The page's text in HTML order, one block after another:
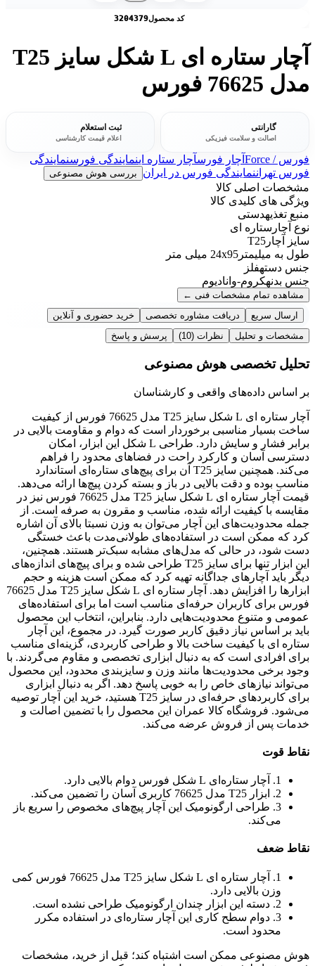
کد محصول3204379
آچار ستاره ای L شکل سایز T25
مدل 76625 فورس
گارانتی
اصالت و سلامت فیزیکی
ثبت استعلام
اعلام قیمت کارشناسی
فورس / Force آچار فورسآچار ستاره اینمایندگی فورسنمایندگی
فورس تهراننمایندگی فورس در ایران بررسی هوش مصنوعی
مشخصات اصلی کالا
ویژگی های کلیدی کالا
منبع تغذیهدستی
نوع آچار ستاره ای
سایز آچار T25
طول به میلیمتر 24x95 میلی متر
جنس دستهفلز
جنس بدنهکروم-وانادیوم
مشاهده تمام مشخصات فنی ←
ارسال سریع
دریافت مشاوره تخصصی
خرید حضوری و آنلاین
مشخصات و تحلیل
نظرات (10) پرسش و پاسخ
تحلیل تخصصی هوش مصنوعی
بر اساس داده‌های واقعی و کارشناسان
آچار ستاره ای L شکل سایز T25 مدل 76625 فورس از کیفیت
ساخت بسیار مناسبی برخوردار است که دوام و مقاومت بالایی در
برابر فشار و سایش دارد. طراحی L شکل این ابزار، امکان
دسترسی آسان و کارکرد راحت در فضاهای محدود را فراهم
می‌کند. همچنین سایز T25 آن برای پیچ‌های ستاره‌ای استاندارد
مناسب بوده و دقت بالایی در باز و بسته کردن پیچ‌ها ارائه می‌دهد.
قیمت آچار ستاره ای L شکل سایز T25 مدل 76625 فورس نیز در
مقایسه با کیفیت ارائه شده، مناسب و مقرون به صرفه است. از
جمله محدودیت‌های این آچار می‌توان به وزن نسبتا بالای آن اشاره
کرد که ممکن است در استفاده‌های طولانی‌مدت باعث خستگی
دست شود، در حالی که مدل‌های مشابه سبک‌تر هستند. همچنین،
این ابزار تنها برای سایز T25 طراحی شده و برای پیچ‌های اندازه‌های
دیگر باید آچارهای جداگانه تهیه کرد که ممکن است هزینه و حجم
ابزارها را افزایش دهد. آچار ستاره ای L شکل سایز T25 مدل 76625
فورس برای کاربران حرفه‌ای مناسب است اما برای استفاده‌های
عمومی و متنوع محدودیت‌هایی دارد. بنابراین، انتخاب این محصول
باید بر اساس نیاز دقیق کاربر صورت گیرد. در مجموع، این آچار
ستاره ای با کیفیت ساخت بالا و طراحی کاربردی، گزینه‌ای مناسب
برای افرادی است که به دنبال ابزاری تخصصی و مقاوم می‌گردند. با
وجود برخی محدودیت‌ها مانند وزن و سایزبندی محدود، این محصول
می‌تواند نیازهای خاص را به خوبی پاسخ دهد. اگر به دنبال ابزاری
برای کاربردهای حرفه‌ای در سایز T25 هستید، خرید این آچار توصیه
می‌شود. فروشگاه کالا عمران این محصول را با تضمین اصالت و
خدمات پس از فروش عرضه می‌کند.
نقاط قوت
1. آچار ستاره‌ای L شکل فورس دوام بالایی دارد.
2. ابزار T25 مدل 76625 کاربری آسان را تضمین می‌کند.
3. طراحی ارگونومیک این آچار پیچ‌های مخصوص را سریع باز
می‌کند.
نقاط ضعف
1. آچار ستاره ای L شکل سایز T25 مدل 76625 فورس کمی
وزن بالایی دارد.
2. دسته این ابزار چندان ارگونومیک طراحی نشده است.
3. دوام سطح کاری این آچار ستاره‌ای در استفاده مکرر
محدود است.
هوش مصنوعی ممکن است اشتباه کند؛ قبل از خرید، مشخصات